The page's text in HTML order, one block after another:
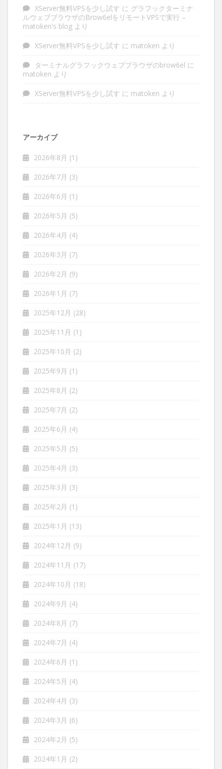
XServer無料VPSを少し試す に グラフックターミナ
ルウェブブラウザのBrow6elをリモートVPSで実行 –
matoken's blog より
XServer無料VPSを少し試す に matoken より
ターミナルグラフックウェブブラウザのbrow6el に
matoken より
XServer無料VPSを少し試す に matoken より
アーカイブ
2026年8月 (1)
2026年7月 (3)
2026年6月 (1)
2026年5月 (5)
2026年4月 (4)
2026年3月 (7)
2026年2月 (9)
2026年1月 (7)
2025年12月 (28)
2025年11月 (1)
2025年10月 (2)
2025年9月 (1)
2025年8月 (2)
2025年7月 (2)
2025年6月 (4)
2025年5月 (5)
2025年4月 (3)
2025年3月 (3)
2025年2月 (1)
2025年1月 (13)
2024年12月 (9)
2024年11月 (17)
2024年10月 (18)
2024年9月 (4)
2024年8月 (7)
2024年7月 (4)
2024年6月 (1)
2024年5月 (4)
2024年4月 (3)
2024年3月 (6)
2024年2月 (5)
2024年1月 (2)